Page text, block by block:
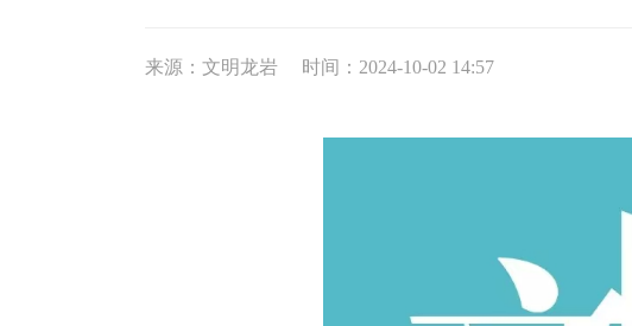
来源：文明龙岩 时间：2024-10-02 14:57